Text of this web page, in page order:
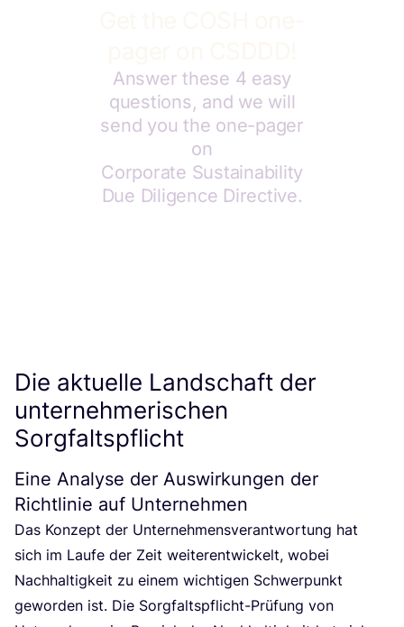
Die aktuelle Landschaft der
unternehmerischen
Sorgfaltspflicht
Eine Analyse der Auswirkungen der
Richtlinie auf Unternehmen
Das Kon­zept der Unter­neh­mens­ver­ant­wor­tung hat
sich im Lau­fe der Zeit wei­ter­ent­wi­ckelt, wobei
Nach­hal­tig­keit zu einem wich­ti­gen Schwer­punkt
gewor­den ist. Die Sorg­falts­pflicht-Prü­fung von